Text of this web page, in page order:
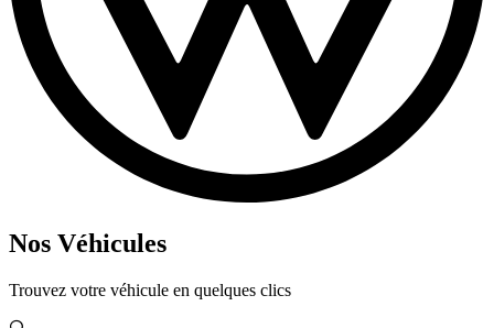
Nos Véhicules
Trouvez votre véhicule en quelques clics